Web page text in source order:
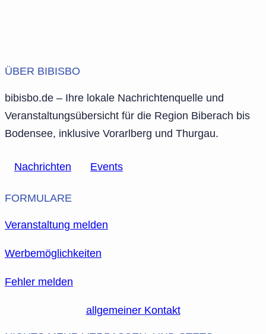
ÜBER BIBISBO
bibisbo.de – Ihre lokale Nachrichtenquelle und
Veranstaltungsübersicht für die Region Biberach bis
Bodensee, inklusive Vorarlberg und Thurgau.
Nachrichten Events
FORMULARE
Veranstaltung melden
Werbemöglichkeiten
Fehler melden
allgemeiner Kontakt